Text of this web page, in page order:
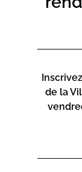
GRATUIT
de la